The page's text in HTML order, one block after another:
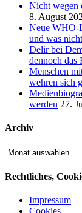
Nicht wegen
8. August
Neue WHO-
und was nicht
Delir bei
dennoch das
Menschen
wehren sich
werden 27.
Archiv
Archiv
Rechtliches,
Impressum
Cookies